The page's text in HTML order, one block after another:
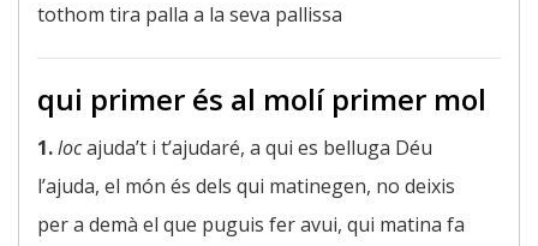
tothom tira palla a la seva pallissa
qui primer és al molí primer mol
1.locajuda’t i t’ajudaré, a qui es belluga Déu
l’ajuda, el món és dels qui matinegen, no deixis
per a demà el que puguis fer avui, qui matina fa